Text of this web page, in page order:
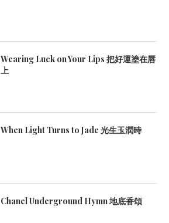
Wearing Luck on Your Lips 把好運塗在唇
上
When Light Turns to Jade 光生玉潤時
Chanel Underground Hymn 地底香頌